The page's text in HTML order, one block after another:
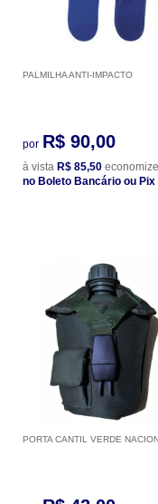
PALMILHA ANTI-IMPACTO
por R$ 90,00
à vista R$ 85,50 economize
no Boleto Bancário ou Pix
PORTA CANTIL VERDE